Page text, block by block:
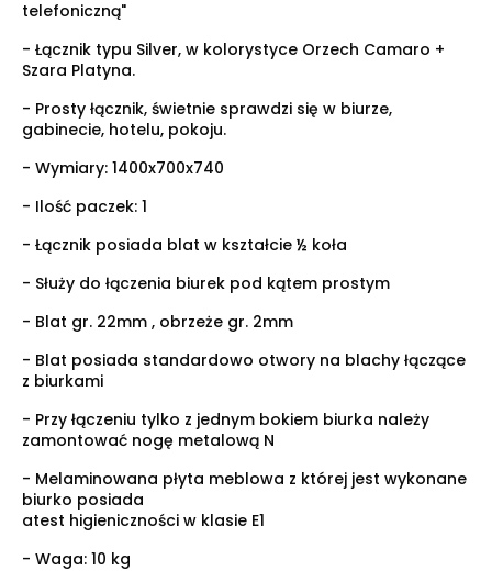
telefoniczną"
- Łącznik typu Silver, w kolorystyce Orzech Camaro +
Szara Platyna.
- Prosty łącznik, świetnie sprawdzi się w biurze,
gabinecie, hotelu, pokoju.
- Wymiary: 1400x700x740
- Ilość paczek: 1
- Łącznik posiada blat w kształcie ½ koła
- Służy do łączenia biurek pod kątem prostym
- Blat gr. 22mm , obrzeże gr. 2mm
- Blat posiada standardowo otwory na blachy łączące
z biurkami
- Przy łączeniu tylko z jednym bokiem biurka należy
zamontować nogę metalową N
- Melaminowana płyta meblowa z której jest wykonane
biurko posiada
atest higieniczności w klasie E1
- Waga: 10 kg